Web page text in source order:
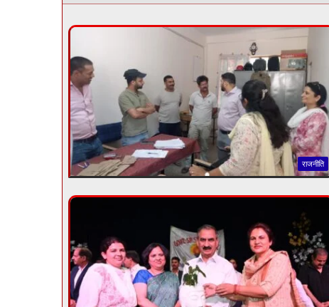
राजनीति